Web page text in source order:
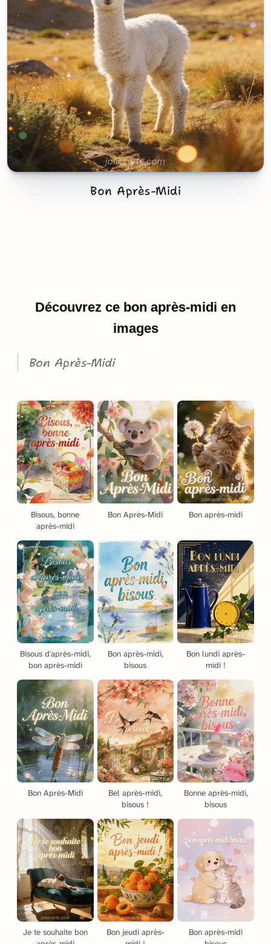
Bon Après-Midi
Découvrez ce bon après-midi en
images
Bon Après-Midi
Bisous, bonne
après-midi
Bon Après-Midi Bon après-midi
Bisous d'après-midi,
bon après-midi
Bon après-midi,
bisous
Bon lundi après-
midi !
Bon Après-Midi
Bel après-midi,
bisous !
Bonne après-midi,
bisous
Je te souhaite bon
Bon jeudi après-
Bon après-midi